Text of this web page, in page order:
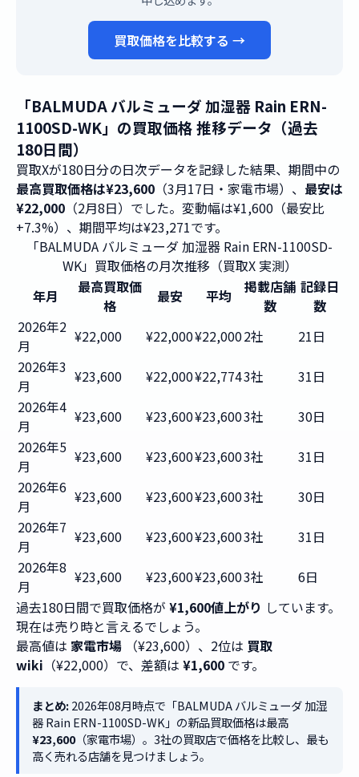
買取価格を比較する →
「BALMUDA バルミューダ 加湿器 Rain ERN-
1100SD-WK」の買取価格 推移データ（過去
180日間）
買取Xが180日分の日次データを記録した結果、期間中の
最高買取価格は¥23,600 （3月17日・家電市場）、 最安は
¥22,000 （2月8日）でした。変動幅は¥1,600（最安比
+7.3%）、期間平均は¥23,271です。
「BALMUDA バルミューダ 加湿器 Rain ERN-1100SD-
WK」買取価格の月次推移（買取X 実測）
年月
最高買取価
格
最安 平均
掲載店舗
数
記録日
数
2026年2
月
¥22,000 ¥22,000¥22,0002社
21日
2026年3
月
¥23,600 ¥22,000¥22,7743社
31日
2026年4
月
¥23,600 ¥23,600¥23,6003社
30日
2026年5
月
¥23,600 ¥23,600¥23,6003社
31日
2026年6
月
¥23,600 ¥23,600¥23,6003社
30日
2026年7
月
¥23,600 ¥23,600¥23,6003社
31日
2026年8
月
¥23,600 ¥23,600¥23,6003社
6日
過去180日間で買取価格が ¥1,600値上がり しています。
現在は売り時と言えるでしょう。
最高値は 家電市場 （¥23,600）、2位は 買取
wiki （¥22,000）で、差額は ¥1,600 です。
まとめ:2026年08月時点で「BALMUDA バルミューダ 加湿
器 Rain ERN-1100SD-WK」の新品買取価格は最高
¥23,600（家電市場）。3社の買取店で価格を比較し、最も
高く売れる店舗を見つけましょう。